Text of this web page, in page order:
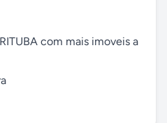
com mais imoveis a